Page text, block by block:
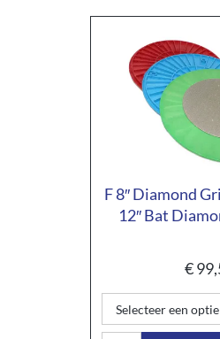
F 8″ Diamond
12″ Bat
€